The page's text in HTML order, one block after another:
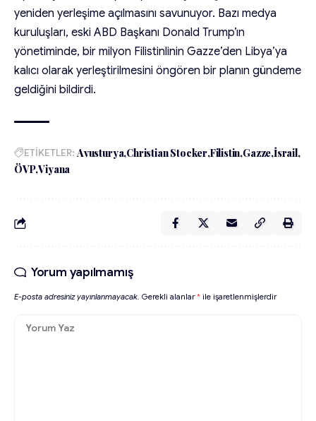
yeniden yerleşime açılmasını savunuyor. Bazı medya
kuruluşları, eski ABD Başkanı Donald Trump’ın
yönetiminde, bir milyon Filistinlinin Gazze’den Libya’ya
kalıcı olarak yerleştirilmesini öngören bir planın gündeme
geldiğini bildirdi.
ETİKETLER: Avusturya Christian Stocker Filistin Gazze İsrail
ÖVP Viyana
Yorum yapılmamış
E-posta adresiniz yayınlanmayacak. Gerekli alanlar* ile işaretlenmişlerdir